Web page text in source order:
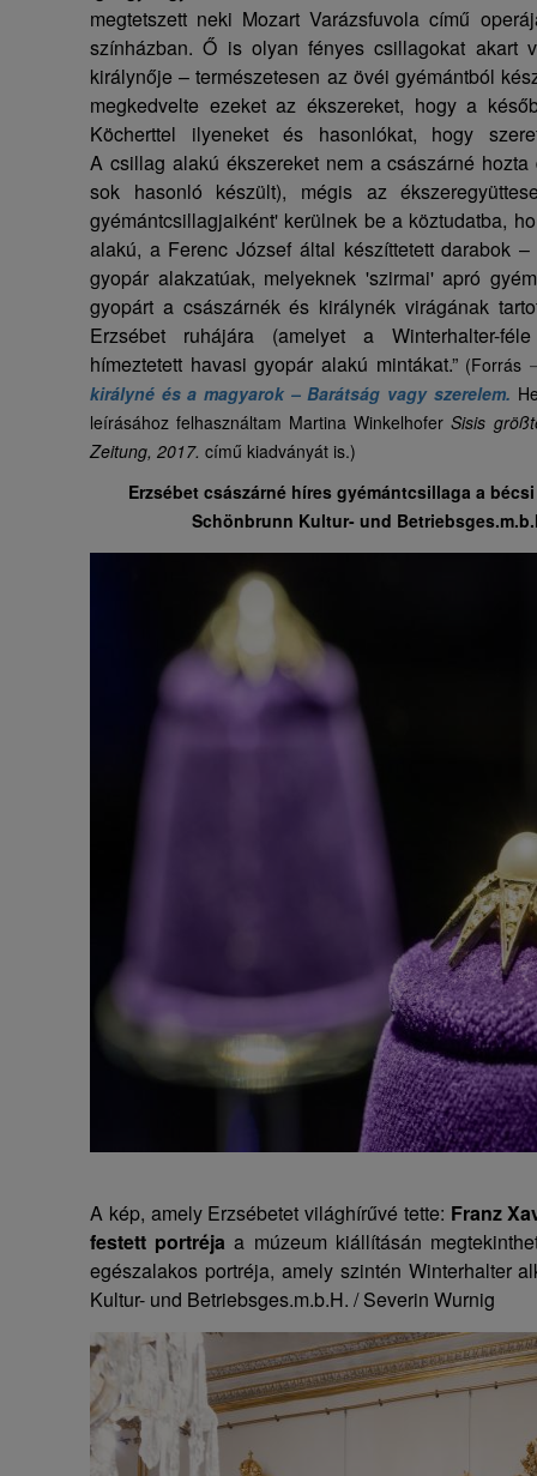
megtetszett neki Mozart Varázsfuvola című
színházban. Ő is olyan fényes csillagokat akart
királynője – természetesen az övéi gyémántból
megkedvelte ezeket az ékszereket, hogy a
Köcherttel ilyeneket és hasonlókat, hogy
A csillag alakú ékszereket nem a császárné
sok hasonló készült), mégis az
gyémántcsillagjaiként' kerülnek be a köztudatba,
alakú, a Ferenc József által készíttetett darabok
gyopár alakzatúak, melyeknek 'szirmai' apró
gyopárt a császárnék és királynék virágának
Erzsébet ruhájára (amelyet a Winterhalter-
hímeztetett havasi gyopár alakú mintákat.” (Forrás
királyné és a magyarok – Barátság vagy szerelem.
leírásához felhasználtam Martina WinkelhoferSisis
Zeitung, 2017. című kiadványát is.)
Erzsébet császárné híres gyémántcsillaga a
Schönbrunn Kultur- und
A kép, amely Erzsébetet világhírűvé tette: Franz
festett portréjaa múzeum kiállításán
egészalakos portréja, amely szintén Winterhalter
Kultur- und Betriebsges.m.b.H. / Severin Wurnig